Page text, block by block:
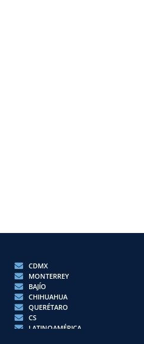
CDMX
MONTERREY
BAJÍO
CHIHUAHUA
QUERÉTARO
CS
LATINOAMÉRICA